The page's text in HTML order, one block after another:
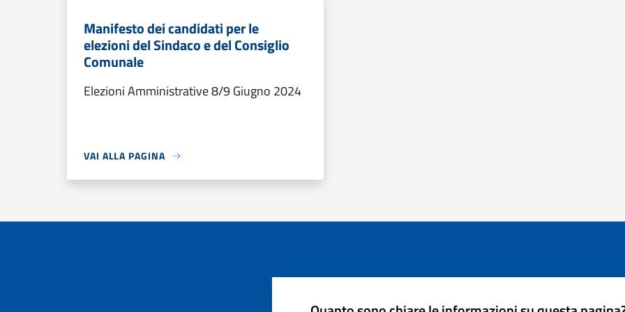
Manifesto dei candidati per le
elezioni del Sindaco e del Consiglio
Comunale
Elezioni Amministrative 8/9 Giugno 2024
VAI ALLA PAGINA